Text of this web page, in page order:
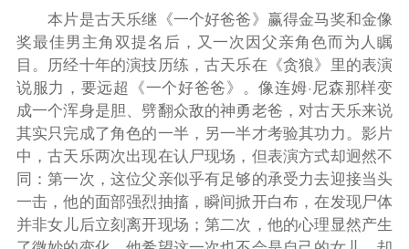
本片是古天乐继《一个好爸爸》赢得金马奖和金像
奖最佳男主角双提名后，又一次因父亲角色而为人瞩
目。历经十年的演技历练，古天乐在《贪狼》里的表演
说服力，要远超《一个好爸爸》。像连姆·尼森那样变
成一个浑身是胆、劈翻众敌的神勇老爸，对古天乐来说
其实只完成了角色的一半，另一半才考验其功力。影片
中，古天乐两次出现在认尸现场，但表演方式却迥然不
同：第一次，这位父亲似乎有足够的承受力去迎接当头
一击，他的面部强烈抽搐，瞬间掀开白布，在发现尸体
并非女儿后立刻离开现场；第二次，他的心理显然产生